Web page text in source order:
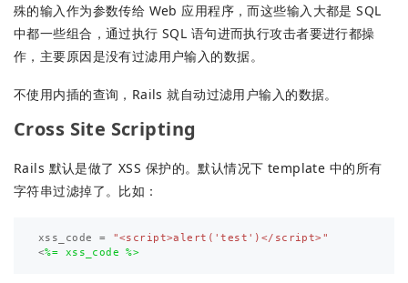
殊的输入作为参数传给 Web 应用程序，而这些输入大都是 SQL
中都一些组合，通过执行 SQL 语句进而执行攻击者要进行都操
作，主要原因是没有过滤用户输入的数据。
不使用内插的查询，Rails 就自动过滤用户输入的数据。
Cross Site Scripting
Rails 默认是做了 XSS 保护的。默认情况下 template 中的所有
字符串过滤掉了。比如：
xss_code =
"<script>alert('test')</script>"
<